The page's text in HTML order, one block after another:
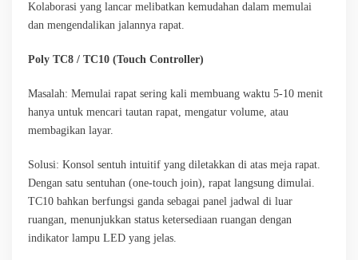
Kolaborasi yang lancar melibatkan kemudahan dalam memulai
dan mengendalikan jalannya rapat.
Poly TC8 / TC10 (Touch Controller)
Masalah: Memulai rapat sering kali membuang waktu 5-10 menit
hanya untuk mencari tautan rapat, mengatur volume, atau
membagikan layar.
Solusi: Konsol sentuh intuitif yang diletakkan di atas meja rapat.
Dengan satu sentuhan (one-touch join), rapat langsung dimulai.
TC10 bahkan berfungsi ganda sebagai panel jadwal di luar
ruangan, menunjukkan status ketersediaan ruangan dengan
indikator lampu LED yang jelas.